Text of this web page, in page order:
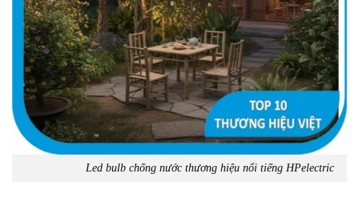
Led bulb chống nước thương hiệu nổi tiếng HPelectric